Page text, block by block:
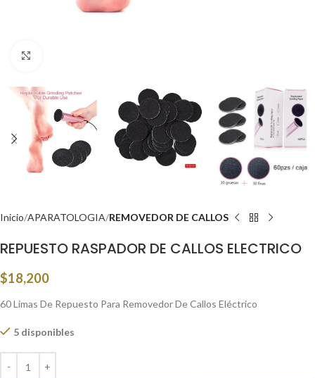
Inicio APARATOLOGIA REMOVEDOR DE CALLOS
REPUESTO RASPADOR DE CALLOS ELECTRICO
$18,200
60 Limas De Repuesto Para Removedor De Callos Eléctrico
5 disponibles